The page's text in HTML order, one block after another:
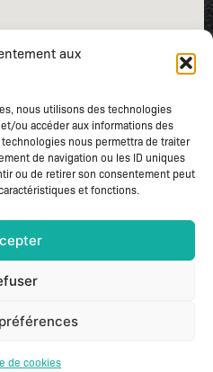
aux
nous utilisons des technologies
ou accéder aux informations des
nous permettra de traiter
de navigation ou les ID uniques
ou de retirer son consentement peut
et fonctions.
de cookies
– TOUS DROITS RÉSERVÉS